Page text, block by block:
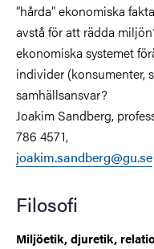
”hårda” ekonomiska
avstå för att rädda
ekonomiska systemet
individer (konsumenter,
samhällsansvar?
Joakim Sandberg,
786 4571,
joakim.sandberg@gu.se
Filosofi
Miljöetik, djuretik,